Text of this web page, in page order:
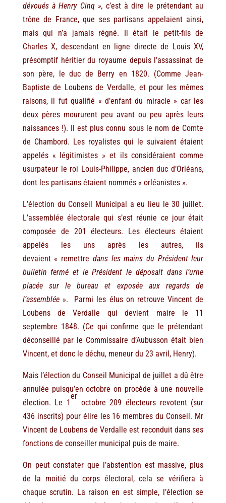
dévoués à Henry Cinq », c’est à dire le prétendant au
trône de France, que ses partisans appelaient ainsi,
mais qui n’a jamais régné. Il était le petit-fils de
Charles X, descendant en ligne directe de Louis XV,
présomptif héritier du royaume depuis l’assassinat de
son père, le duc de Berry en 1820. (Comme Jean-
Baptiste de Loubens de Verdalle, et pour les mêmes
raisons, il fut qualifié « d’enfant du miracle » car les
deux pères moururent peu avant ou peu après leurs
naissances !). Il est plus connu sous le nom de Comte
de Chambord. Les royalistes qui le suivaient étaient
appelés « légitimistes » et ils considéraient comme
usurpateur le roi Louis-Philippe, ancien duc d’Orléans,
dont les partisans étaient nommés « orléanistes ».
L’élection du Conseil Municipal a eu lieu le 30 juillet.
L’assemblée électorale qui s’est réunie ce jour était
composée de 201 électeurs. Les électeurs étaient
appelés les uns après les autres, ils
devaient « remettre dans les mains du Président leur
bulletin fermé et le Président le déposait dans l’urne
placée sur le bureau et exposée aux regards de
l’assemblée ». Parmi les élus on retrouve Vincent de
Loubens de Verdalle qui devient maire le 11
septembre 1848. (Ce qui confirme que le prétendant
déconseillé par le Commissaire d’Aubusson était bien
Vincent, et donc le déchu, meneur du 23 avril, Henry).
Mais l’élection du Conseil Municipal de juillet a dû être
annulée puisqu’en octobre on procède à une nouvelle
élection. Le 1
er
octobre 209 électeurs revotent (sur
436 inscrits) pour élire les 16 membres du Conseil. Mr
Vincent de Loubens de Verdalle est reconduit dans ses
fonctions de conseiller municipal puis de maire.
On peut constater que l’abstention est massive, plus
de la moitié du corps électoral, cela se vérifiera à
chaque scrutin. La raison en est simple, l’élection se